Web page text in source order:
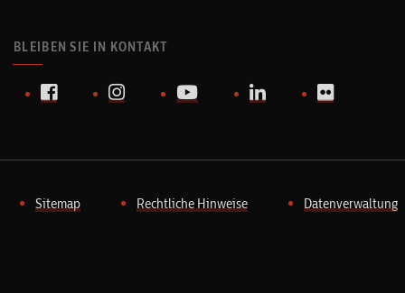
BLEIBEN SIE IN KONTAKT
Sitemap Rechtliche Hinweise Datenverwaltung